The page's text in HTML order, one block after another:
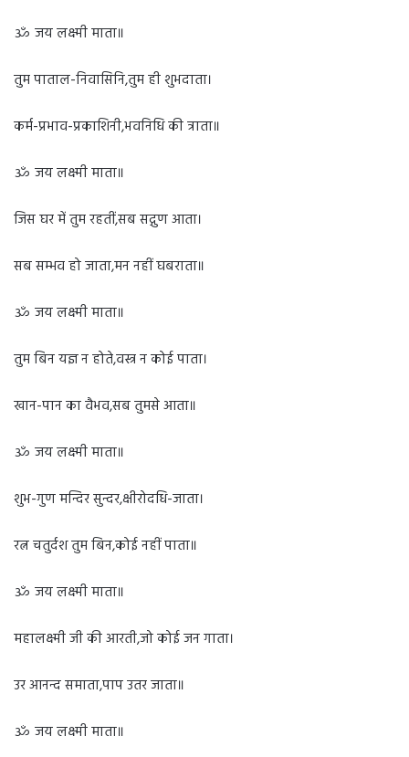
ॐ जय लक्ष्मी माता॥
तुम पाताल-निवासिनि,तुम ही शुभदाता।
कर्म-प्रभाव-प्रकाशिनी,भवनिधि की त्राता॥
ॐ जय लक्ष्मी माता॥
जिस घर में तुम रहतीं,सब सद्गुण आता।
सब सम्भव हो जाता,मन नहीं घबराता॥
ॐ जय लक्ष्मी माता॥
तुम बिन यज्ञ न होते,वस्त्र न कोई पाता।
खान-पान का वैभव,सब तुमसे आता॥
ॐ जय लक्ष्मी माता॥
शुभ-गुण मन्दिर सुन्दर,क्षीरोदधि-जाता।
रत्न चतुर्दश तुम बिन,कोई नहीं पाता॥
ॐ जय लक्ष्मी माता॥
महालक्ष्मी जी की आरती,जो कोई जन गाता।
उर आनन्द समाता,पाप उतर जाता॥
ॐ जय लक्ष्मी माता॥